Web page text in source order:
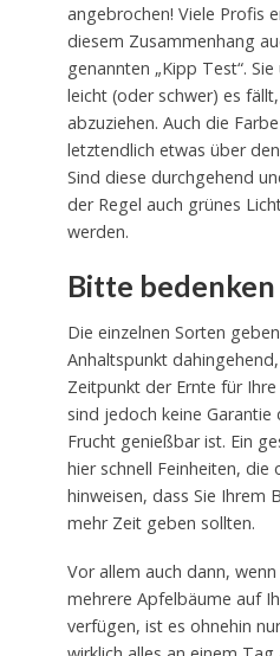
angebrochen! Viele Profis
diesem Zusammenhang
genannten „Kipp Test“.
leicht (oder schwer) es
abzuziehen. Auch die
letztendlich etwas über
Sind diese durchgehend
der Regel auch grünes
werden.
Bitte bedenken
Die einzelnen Sorten
Anhaltspunkt
Zeitpunkt der Ernte für
sind jedoch keine
Frucht genießbar ist. Ein
hier schnell Feinheiten, die
hinweisen, dass Sie Ihrem
mehr Zeit geben sollten.
Vor allem auch dann,
mehrere Apfelbäume auf
verfügen, ist es ohnehin